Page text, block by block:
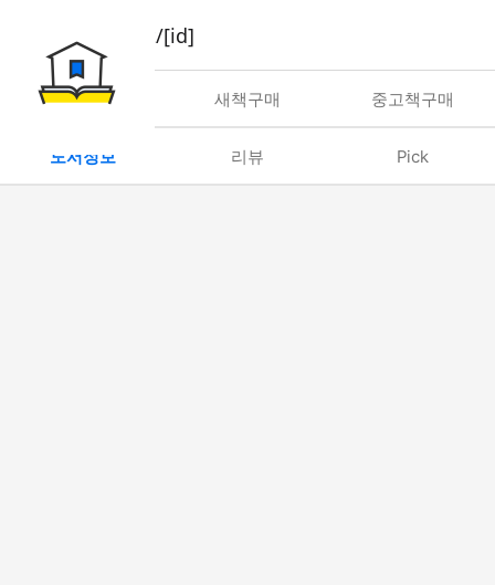
book/rent/[id]
대여 새책구매 중고책구매
도서정보 리뷰 Pick